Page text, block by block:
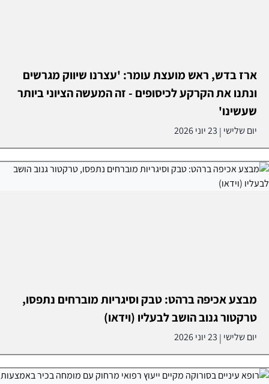
ארז בדש, ראש מועצת עומר: 'עצרנו שיווק מגרשים
ונתנו את הקרקע לכיסופים - זה המעשה הציוני ביותר
שעשינו'
יום שלישי | 23 יוני 2026
מבצע אכיפה ברהט: טבק וסיגריות מוברחים נתפסו,
טרקטור גנוב הושב לבעליו (וידאו)
יום שלישי | 23 יוני 2026